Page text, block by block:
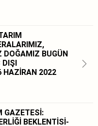
DOĞAMIZ BUGÜN
DIŞI
HAZİRAN 2022
GAZETESİ:
BEKLENTİSİ-